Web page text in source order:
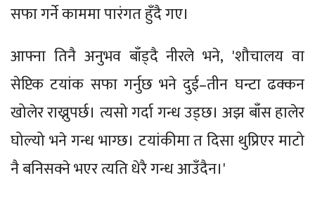
सफा गर्ने काममा पारंगत हुँदै गए।
आफ्ना तिनै अनुभव बाँड्दै नीरले भने, 'शौचालय वा
सेप्टिक टयांक सफा गर्नुछ भने दुई–तीन घन्टा ढक्कन
खोलेर राख्नुपर्छ। त्यसो गर्दा गन्ध उड्छ। अझ बाँस हालेर
घोल्यो भने गन्ध भाग्छ। टयांकीमा त दिसा थुप्रिएर माटो
नै बनिसक्ने भएर त्यति धेरै गन्ध आउँदैन।'